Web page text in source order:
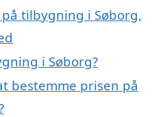
tilbygning i Søborg,
i Søborg?
bestemme prisen på